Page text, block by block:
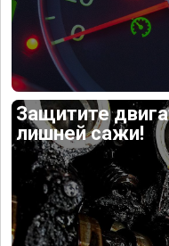
Защитите
лишней сажи!